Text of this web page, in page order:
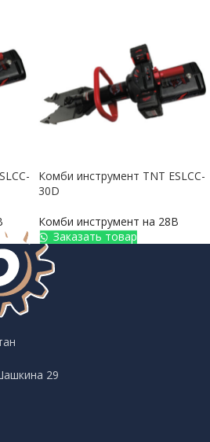
Комби инструмент TNT ESLCC-
30D
Комби инструмент на 28В
Заказать товар
29